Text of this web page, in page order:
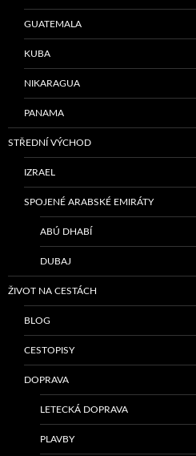
GUATEMALA
KUBA
NIKARAGUA
PANAMA
STŘEDNÍ VÝCHOD
IZRAEL
SPOJENÉ ARABSKÉ EMIRÁTY
ABÚ DHABÍ
DUBAJ
ŽIVOT NA CESTÁCH
BLOG
CESTOPISY
DOPRAVA
LETECKÁ DOPRAVA
PLAVBY